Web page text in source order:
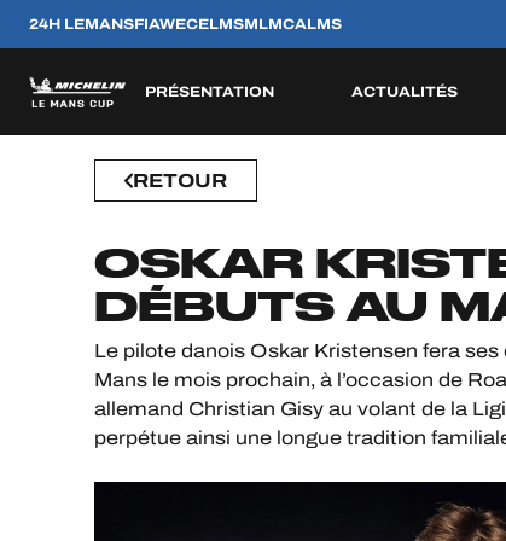
24H LEMANSFIAWECELMSMLMCALMS
PRÉSENTATION
RÈGLEMENTATION
ACTUALITÉS
SAISONS PASSÉES SAISON 2026
ESP
11
AVR
FRA
2
MAI
FRA
12
JUN
BEL
22
AOU
GBR
12
SEP
PRT
10
EQUIPES
HOSPITALITÉS
BILLETTERIE
24H LEMANS
RETOUR
OSKAR
DÉBUTS AU
Le pilote danois Oskar Kristensen fera
Mans le mois prochain, à l’occasion de
allemand Christian Gisy au volant de la
perpétue ainsi une longue tradition